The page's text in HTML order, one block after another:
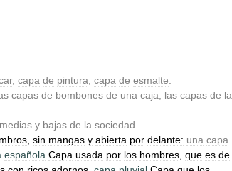
, capa de pintura capa de esmalte
capas de bombones de una caja las capas de la
medias y bajas de la sociedad
sin mangas y abierta por delante: una capa
española Capa usada por los hombres que es de